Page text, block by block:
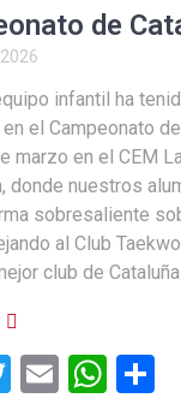
de
infantil ha
el Campeonato
marzo en el CEM
donde nuestros
sobresaliente
al Club
club de
T
E
W